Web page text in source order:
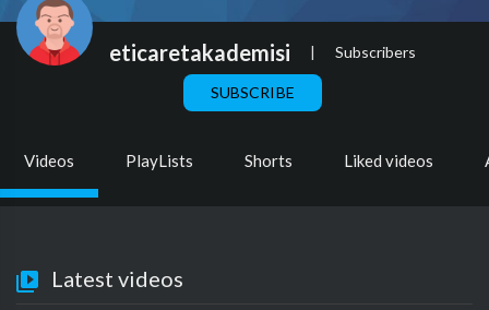
eticaretakademisi | Subscribers
SUBSCRIBE
Videos PlayLists Shorts Liked videos
Latest videos